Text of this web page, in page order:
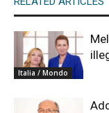
Italia / Mondo